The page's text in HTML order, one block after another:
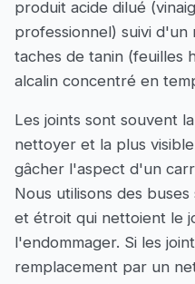
produit acide dilué
professionnel) suivi d'un
taches de tanin (feuilles
alcalin concentré en
Les joints sont souvent
nettoyer et la plus
gâcher l'aspect d'un
Nous utilisons des
et étroit qui nettoient le
l'endommager. Si les
remplacement par un